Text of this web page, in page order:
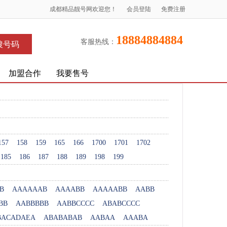
成都精品靓号网欢迎您！ 会员登陆 免费注册
号码 客服热线： 18884884884
加盟合作 我要售号
158 159 165 166 1700 1701
1702
185
186 187 188 189 198 199
AAAAAAB AAAABB AAAAABB
AABB
AABBBBB AABBCCCC
ABABCCCC
ABABABAB AABAA AAABA